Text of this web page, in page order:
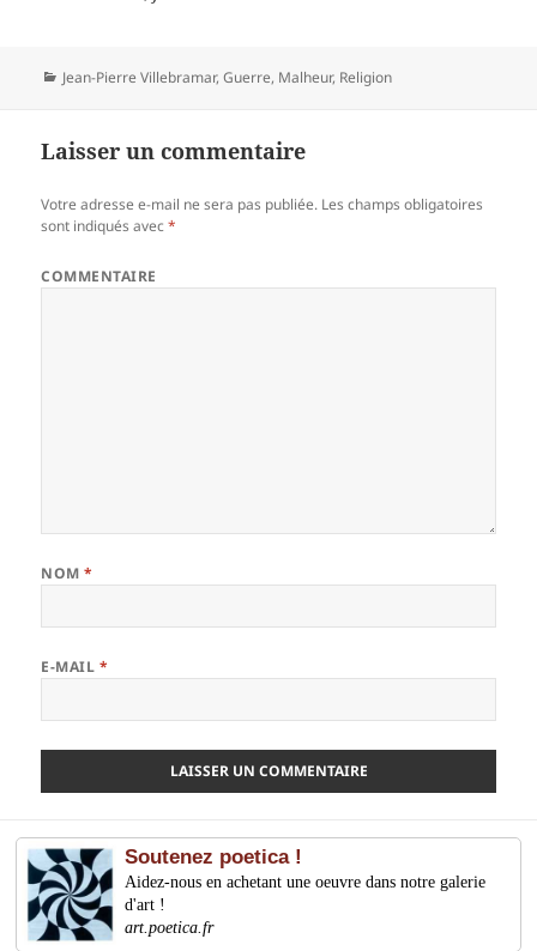
Catégories
Jean-Pierre Villebramar,Guerre, Malheur, Religion
Laisser un commentaire
Votre adresse e-mail ne sera pas publiée. Les champs obligatoires
sont indiqués avec*
COMMENTAIRE
NOM*
E-MAIL *
Soutenez poetica !
Aidez-nous en achetant une oeuvre dans notre galerie
d'art !
art.poetica.fr